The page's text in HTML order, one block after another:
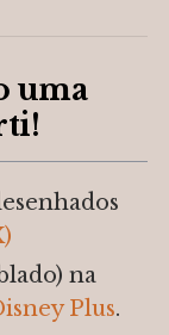
uma
na
Plus.